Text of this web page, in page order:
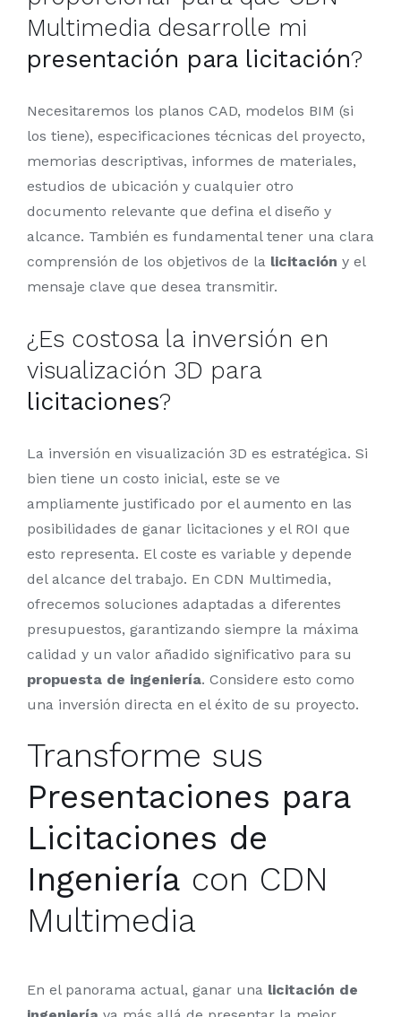
Multimedia desarrolle mi
presentación para licitación?
Necesitaremos los planos CAD, modelos BIM (si
los tiene), especificaciones técnicas del proyecto,
memorias descriptivas, informes de materiales,
estudios de ubicación y cualquier otro
documento relevante que defina el diseño y
alcance. También es fundamental tener una clara
comprensión de los objetivos de la licitación y el
mensaje clave que desea transmitir.
¿Es costosa la inversión en
visualización 3D para
licitaciones?
La inversión en visualización 3D es estratégica. Si
bien tiene un costo inicial, este se ve
ampliamente justificado por el aumento en las
posibilidades de ganar licitaciones y el ROI que
esto representa. El coste es variable y depende
del alcance del trabajo. En CDN Multimedia,
ofrecemos soluciones adaptadas a diferentes
presupuestos, garantizando siempre la máxima
calidad y un valor añadido significativo para su
propuesta de ingeniería. Considere esto como
una inversión directa en el éxito de su proyecto.
Transforme sus
Presentaciones para
Licitaciones de
Ingeniería con CDN
Multimedia
En el panorama actual, ganar una licitación de